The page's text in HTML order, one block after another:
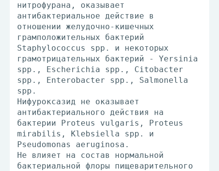
нитрофурана, оказывает
антибактериальное действие в
отношении желудочно-кишечных
грамположительных бактерий
Staphylococcus spp. и некоторых
грамотрицательных бактерий - Yersinia
spp., Escherichia spp., Citobacter
spp., Enterobacter spp., Salmonella
spp.
Нифуроксазид не оказывает
антибактериального действия на
бактерии Proteus vulgaris, Proteus
mirabilis, Klebsiella spp. и
Pseudomonas aeruginosa.
He влияет на состав нормальной
бактериальной флоры пищеварительного